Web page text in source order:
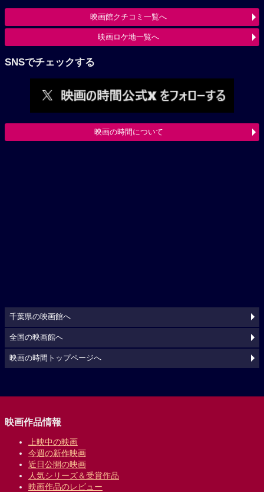
映画館クチコミ一覧へ
映画ロケ地一覧へ
SNSでチェックする
映画の時間について
千葉県の映画館へ
全国の映画館へ
映画の時間トップページへ
映画作品情報
上映中の映画
今週の新作映画
近日公開の映画
人気シリーズ＆受賞作品
映画作品のレビュー